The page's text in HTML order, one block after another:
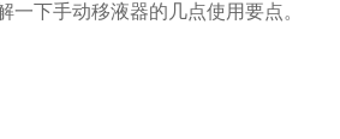
下手动移液器的几点使用要点。